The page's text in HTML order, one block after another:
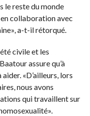
le reste du monde
collaboration avec
a-t-il rétorqué.
civile et les
assure qu’à
«D’ailleurs, lors
nous avons
qui travaillent sur